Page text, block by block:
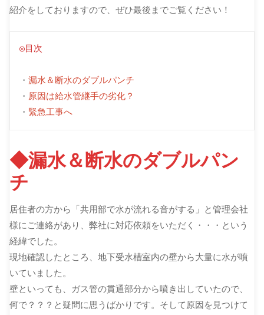
紹介をしておりますので、ぜひ最後までご覧ください！
◎目次
・ 漏水＆断水のダブルパンチ
・ 原因は給水管継手の劣化？
・ 緊急工事へ
◆漏水＆断水のダブルパン
チ
居住者の方から「共用部で水が流れる音がする」と管理会社
様にご連絡があり、弊社に対応依頼をいただく・・・という
経緯でした。
現地確認したところ、地下受水槽室内の壁から大量に水が噴
いていました。
壁といっても、ガス管の貫通部分から噴き出していたので、
何で？？？と疑問に思うばかりです。そして原因を見つけて